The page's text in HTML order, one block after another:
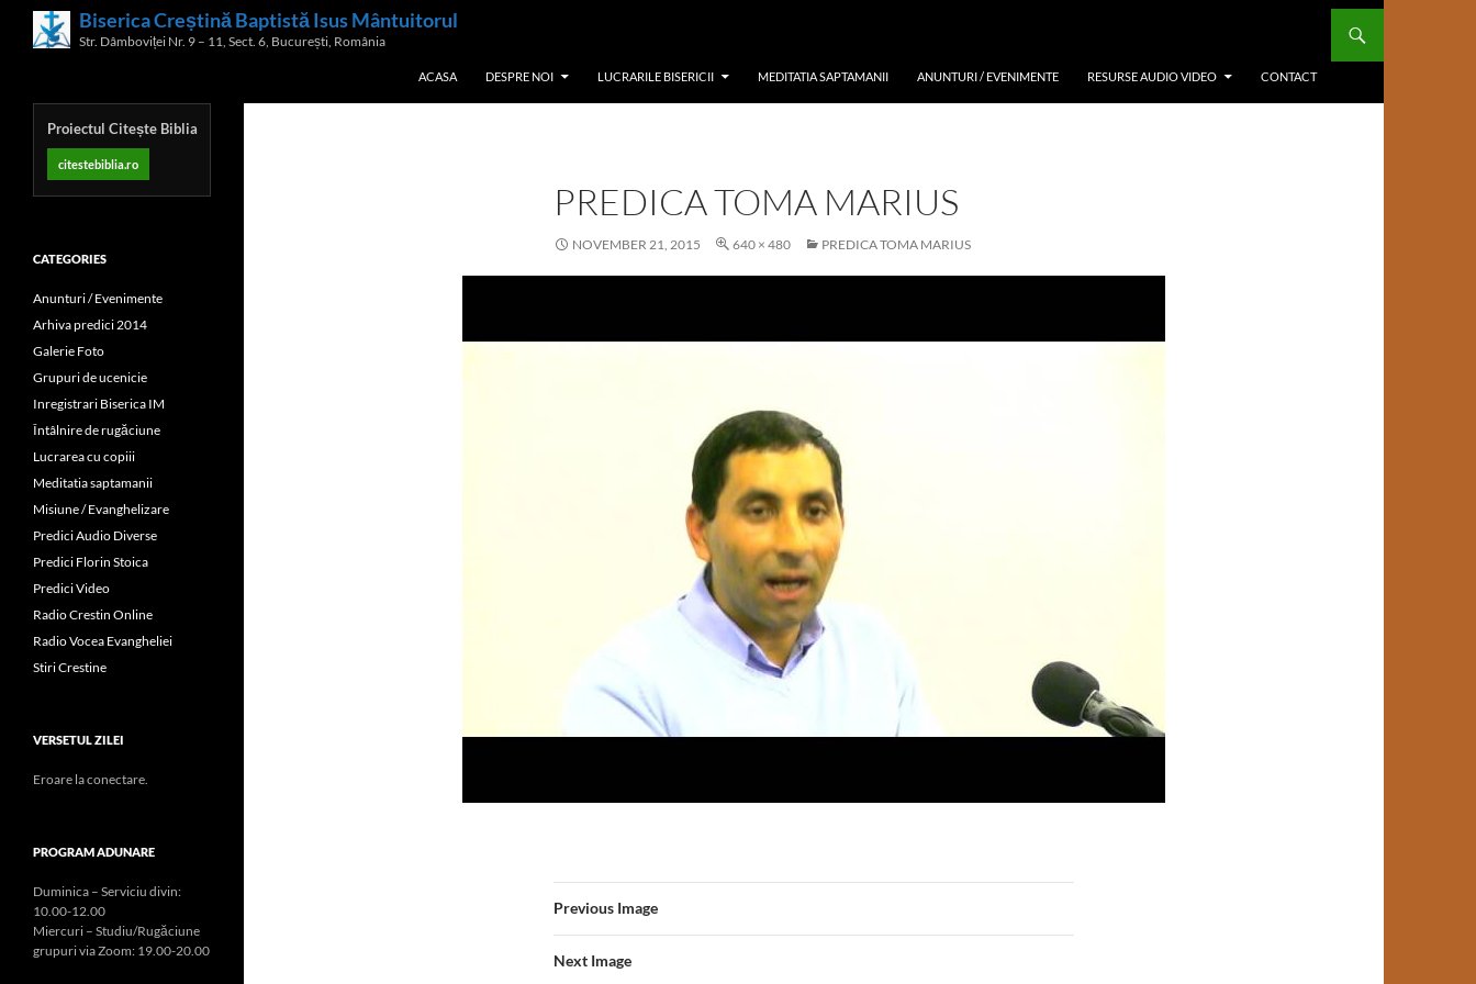
Biserica Creștină Baptistă Isus Mântuitorul
Str. Dâmboviței Nr. 9 – 11, Sect. 6, București, România
Search
ACASA DESPRE NOI LUCRARILE BISERICII MEDITATIA SAPTAMANII ANUNTURI / EVENIMENTE RESURSE AUDIO VIDEO CONTACT
PREDICA TOMA MARIUS
NOVEMBER 21, 2015 640 × 480 PREDICA TOMA MARIUS
Previous Image
Next Image
Proiectul Citește Biblia
citestebiblia.ro
CATEGORIES
Anunturi / Evenimente
Arhiva predici 2014
Galerie Foto
Grupuri de ucenicie
Inregistrari Biserica IM
Întâlnire de rugăciune
Lucrarea cu copiii
Meditatia saptamanii
Misiune / Evanghelizare
Predici Audio Diverse
Predici Florin Stoica
Predici Video
Radio Crestin Online
Radio Vocea Evangheliei
Stiri Crestine
VERSETUL ZILEI
Eroare la conectare.
PROGRAM ADUNARE
Duminica – Serviciu divin:
10.00-12.00
Miercuri – Studiu/Rugăciune
grupuri via Zoom: 19.00-20.00